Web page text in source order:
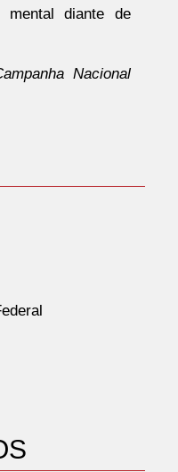
diante de
Nacional